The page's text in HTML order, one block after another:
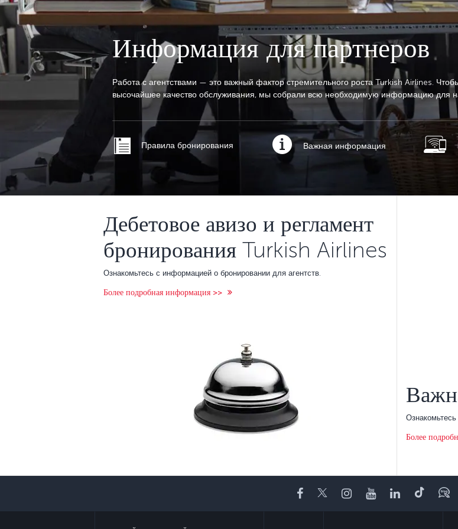
Информация для партнеров
Работа с агентствами — это важный фактор стремительного роста Turkish Airlines.
высочайшее качество обслуживания, мы собрали всю необходимую информацию для
Правила бронирования Важная информация
Дебетовое авизо и регламент
бронирования Turkish Airlines
Ознакомьтесь с информацией о бронировании для агентств.
Более подробная информация >>
Более
Facebook
TwitterInstagram
YouTubeLinkedIn
TikTok